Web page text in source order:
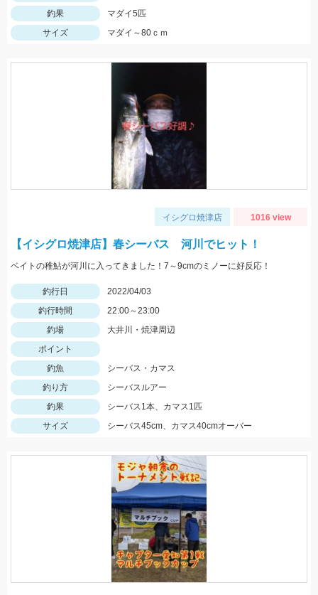
釣果
マダイ5匹
サイズ
マダイ～80ｃｍ
イシグロ焼津店 1016 view
【イシグロ焼津店】春シーバス 河川でヒット！
ベイトの稚鮎が河川に入ってきました！7～9cmのミノーに好反応！
釣行日
2022/04/03
釣行時間
22:00～23:00
釣場
大井川・焼津周辺
ポイント
釣魚
シーバス・カマス
釣り方
シーバスルアー
釣果
シーバス1本、カマス1匹
サイズ
シーバス45cm、カマス40cmオーバー